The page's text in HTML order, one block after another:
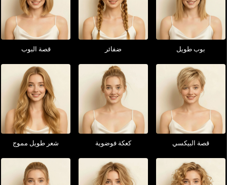
قصة البوب ضفائر بوب طويل
شعر طويل مموج كعكة فوضوية قصة البيكسي